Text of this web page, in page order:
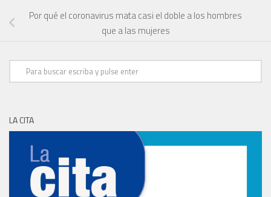
Por qué el coronavirus mata casi el doble a los hombres
que a las mujeres
LA CITA